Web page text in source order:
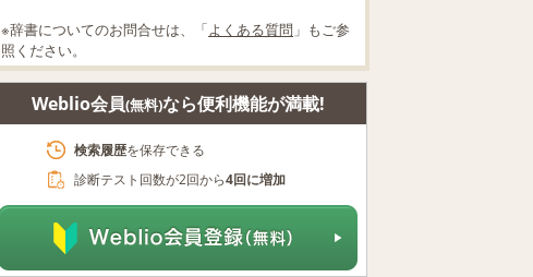
※辞書についてのお問合せは、「よくある質問 」もご参
照ください。
Weblio会員(無料)なら便利機能が満載!
検索履歴を保存できる
診断テスト回数が2回から4回に増加